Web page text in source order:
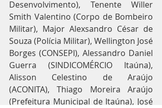
Desenvolvimento), Tenente Willer
Smith Valentino (Corpo de Bombeiro
Militar), Major Alexsandro César de
Souza (Polícia Militar), Wellington José
Borges (CONSEPI), Alessandro Daniel
Guerra (SINDICOMÉRCIO Itaúna),
Alisson Celestino de Araújo
(ACONITA), Thiago Moreira Araújo
(Prefeitura Municipal de Itaúna), José